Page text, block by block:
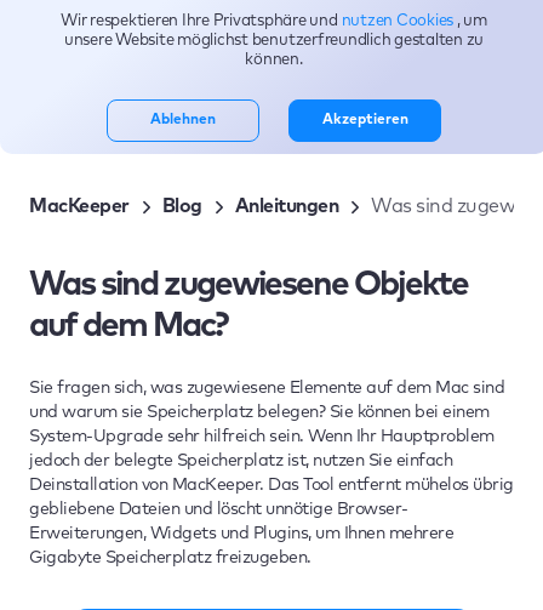
Themen
MacKeeper Blog Anleitungen Was sind
Was sind zugewiesene Objekte
auf dem Mac?
Sie fragen sich, was zugewiesene Elemente auf dem Mac sind
und warum sie Speicherplatz belegen? Sie können bei einem
System-Upgrade sehr hilfreich sein. Wenn Ihr Hauptproblem
jedoch der belegte Speicherplatz ist, nutzen Sie einfach
Deinstallation von MacKeeper. Das Tool entfernt mühelos übrig
gebliebene Dateien und löscht unnötige Browser-
Erweiterungen, Widgets und Plugins, um Ihnen mehrere
Gigabyte Speicherplatz freizugeben.
Wir respektieren Ihre Privatsphäre und nutzen Cookies , um
unsere Website möglichst benutzerfreundlich gestalten zu
können.
Ablehnen Akzeptieren